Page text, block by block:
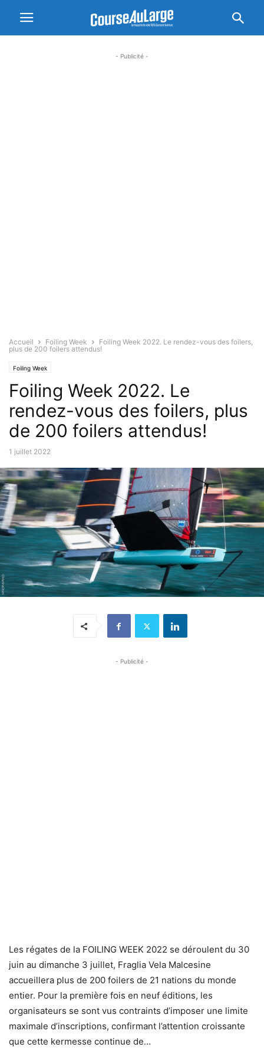
- Publicité -
Accueil Foiling Week
Foiling Week 2022. Le rendez-vous des foilers,
plus de 200 foilers attendus!
Foiling Week
Foiling Week 2022. Le
rendez-vous des foilers, plus
de 200 foilers attendus!
1 juillet 2022
- Publicité -
Les régates de la FOILING WEEK 2022 se déroulent du 30
juin au dimanche 3 juillet, Fraglia Vela Malcesine
accueillera plus de 200 foilers de 21 nations du monde
entier. Pour la première fois en neuf éditions, les
organisateurs se sont vus contraints d’imposer une limite
maximale d’inscriptions, confirmant l’attention croissante
que cette kermesse continue de…